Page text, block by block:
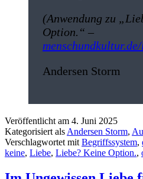
(Anwendung zu
Option.“ –
Andersen Storm
Veröffentlicht am 4. Juni 2025
Kategorisiert als Andersen Storm,
Verschlagwortet mit Begriffssystem,
keine, Liebe, Liebe? Keine Option.,